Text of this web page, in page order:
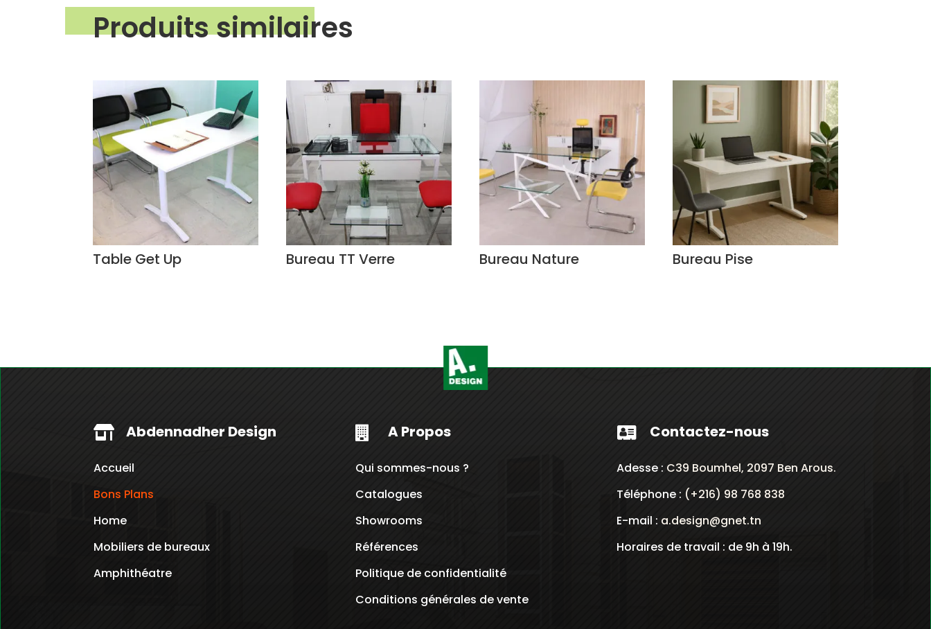
Produits similaires
Table Get Up Bureau TT Verre Bureau Nature Bureau Pise
 Abdennadher Design
Accueil
Bons Plans
Home
Mobiliers de bureaux
Amphithéatre
 A Propos
Qui sommes-nous ?
Catalogues
Showrooms
Références
Politique de confidentialité
Conditions générales de vente
 Contactez-nous
Adesse : C39 Boumhel, 2097 Ben Arous.
Téléphone : (+216) 98 768 838
E-mail : a.design@gnet.tn
Horaires de travail : de 9h à 19h.